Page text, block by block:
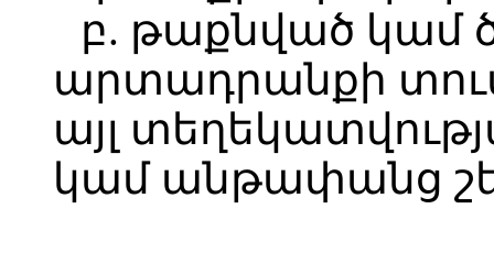
բ. թաքնված
արտադրանքի
այլ
կամ անթափանց